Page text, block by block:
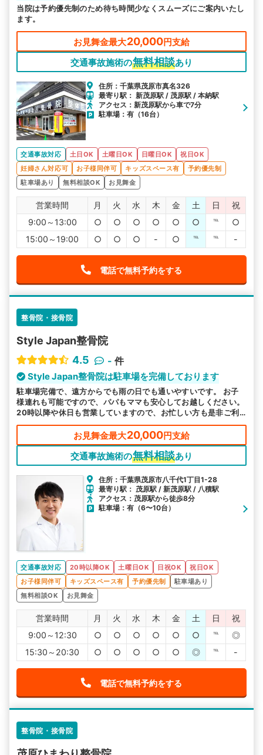
当院は予約優先制のため待ち時間少なくスムーズにご案内いたし
ます。
お見舞金最大20,000円支給
交通事故施術の無料相談あり
住所：千葉県茂原市真名326
最寄り駅： 新茂原駅 / 茂原駅 / 本納駅
アクセス：新茂原駅から車で7分
駐車場：有（16台）
交通事故対応 土日OK 土曜日OK 日曜日OK
祝日OK
妊婦さん対応可
お子様同伴可 キッズスペース有
予約優先制
駐車場あり
無料相談OK お見舞金
営業時間 月 火 水 木 金 土 日
祝
9:00～13:00
○ ○ ○ ○ ○ ○ ℡
○
15:00～19:00
○ ○ ○ - ○ ℡ ℡ -
電話で無料予約をする
整骨院・接骨院
Style Japan整骨院
4.5
- 件
Style Japan整骨院は駐車場を完備しております
駐車場完備で、遠方からでも雨の日でも通いやすいです。 お子
様連れも可能ですので、パパもママも安心してお越しください。
20時以降や休日も営業していますので、お忙しい方も是非ご利
用ください。
お見舞金最大20,000円支給
交通事故施術の無料相談あり
住所：千葉県茂原市八千代1丁目1-28
最寄り駅： 茂原駅 / 新茂原駅 / 八積駅
アクセス：茂原駅から徒歩8分
駐車場：有（6〜10台）
交通事故対応 20時以降OK 土曜日OK 日祝OK
祝日OK
お子様同伴可
キッズスペース有 予約優先制
駐車場あり
無料相談OK
お見舞金
営業時間 月 火 水 木 金 土 日
祝
9:00～12:30
○ ○ ○ ○ ○ ○ ℡
◎
15:30～20:30
○ ○ ○ ○ ○ ◎ ℡ -
電話で無料予約をする
整骨院・接骨院